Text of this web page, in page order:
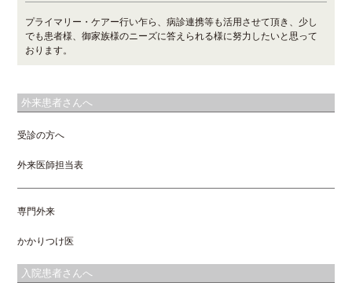
プライマリー・ケアー行い乍ら、病診連携等も活用させて頂き、少し
でも患者様、御家族様のニーズに答えられる様に努力したいと思って
おります。
外来患者さんへ
受診の方へ
外来医師担当表
専門外来
かかりつけ医
入院患者さんへ